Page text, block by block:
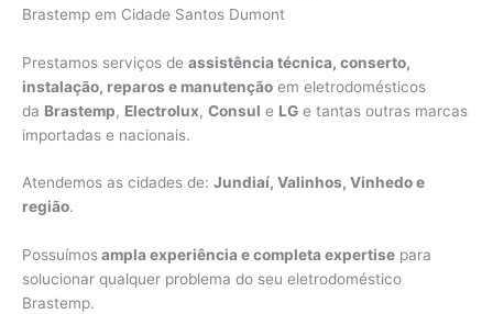
Brastemp em Cidade Santos Dumont
Prestamos serviços de assistência técnica, conserto,
instalação, reparos e manutenção em eletrodomésticos
da Brastemp, Electrolux, Consul e LG e tantas outras marcas
importadas e nacionais.
Atendemos as cidades de: Jundiaí, Valinhos, Vinhedo e
região.
Possuímosampla experiência e completa expertise para
solucionar qualquer problema do seu eletrodoméstico
Brastemp.